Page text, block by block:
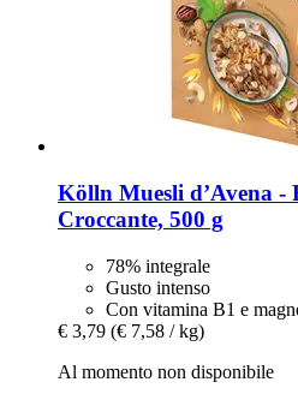
Kölln Muesli d’Avena -​
Croccante, 500 g
78% integrale
Gusto intenso
Con vitamina B1 e
€ 3,79 (€ 7,58 / kg)
Al momento non disponibile